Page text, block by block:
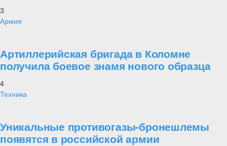
3
Армия
Артиллерийская бригада в Коломне
получила боевое знамя нового образца
4
Техника
Уникальные противогазы-бронешлемы
появятся в российской армии